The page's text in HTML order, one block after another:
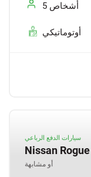
5 أشخاص
أوتوماتيكي
سيارات الدفع الرباعي
Nissan Rogue
أو مشابهة